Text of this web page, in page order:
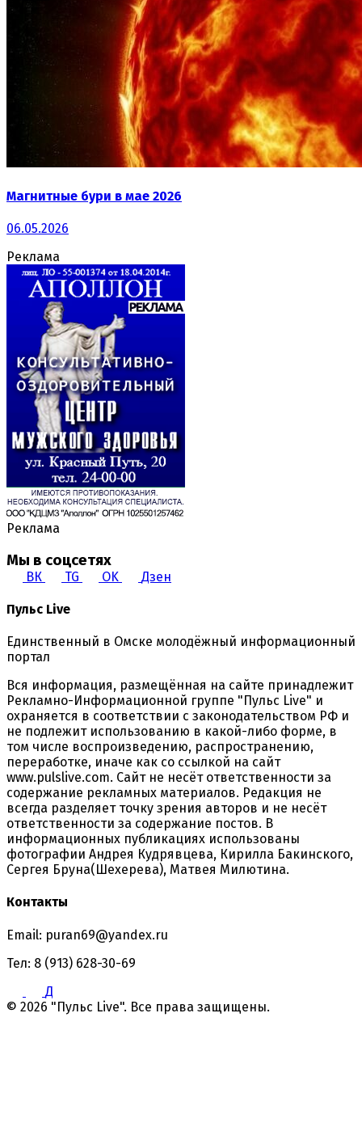
Магнитные бури в мае 2026
06.05.2026
Реклама
Реклама
Мы в соцсетях
ВК TG OK Дзен
Пульс Live
Единственный в Омске молодёжный информационный
портал
Вся информация, размещённая на сайте принадлежит
Рекламно-Информационной группе "Пульс Live" и
охраняется в соответствии с законодательством РФ и
не подлежит использованию в какой-либо форме, в
том числе воспроизведению, распространению,
переработке, иначе как со ссылкой на сайт
www.pulslive.com. Сайт не несёт ответственности за
содержание рекламных материалов. Редакция не
всегда разделяет точку зрения авторов и не несёт
ответственности за содержание постов. В
информационных публикациях использованы
фотографии Андрея Кудрявцева, Кирилла Бакинского,
Сергея Бруна(Шехерева), Матвея Милютина.
Контакты
Email: puran69@yandex.ru
Тел: 8 (913) 628-30-69
Д
© 2026 "Пульс Live". Все права защищены.